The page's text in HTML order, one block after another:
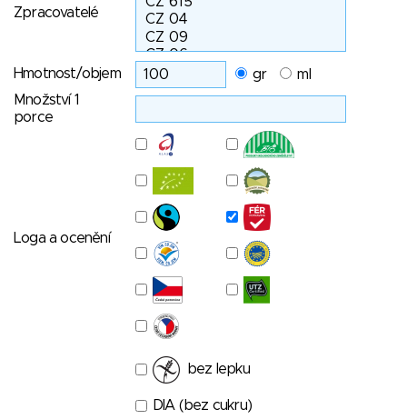
Zpracovatelé
Hmotnost/objem gr
ml
Množství 1
porce
Loga a ocenění
bez lepku
DIA (bez cukru)